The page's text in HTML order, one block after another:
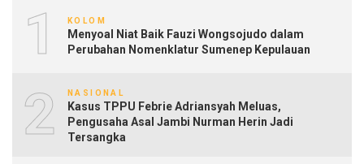
1 KOLOM
Menyoal Niat Baik Fauzi Wongsojudo dalam
Perubahan Nomenklatur Sumenep Kepulauan
2 NASIONAL
Kasus TPPU Febrie Adriansyah Meluas,
Pengusaha Asal Jambi Nurman Herin Jadi
Tersangka